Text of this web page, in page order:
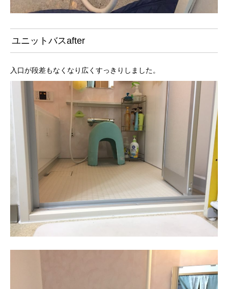
ユニットバスafter
入口が段差もなくなり広くすっきりしました。